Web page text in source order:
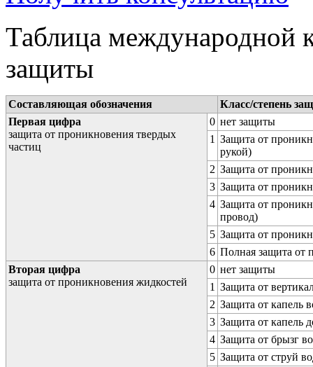
Таблица международной
защиты
Составляющая обозначения
Класс/степень
Первая цифра
защита от проникновения твердых
частиц
0 нет защиты
1 Защита от
рукой)
2 Защита от
3 Защита от
4 Защита от
провод)
5 Защита от
6 Полная защита от
Вторая цифра
защита от проникновения жидкостей
0 нет защиты
1 Защита от
2 Защита от капель
3 Защита от капель
4 Защита от брызг
5 Защита от струй